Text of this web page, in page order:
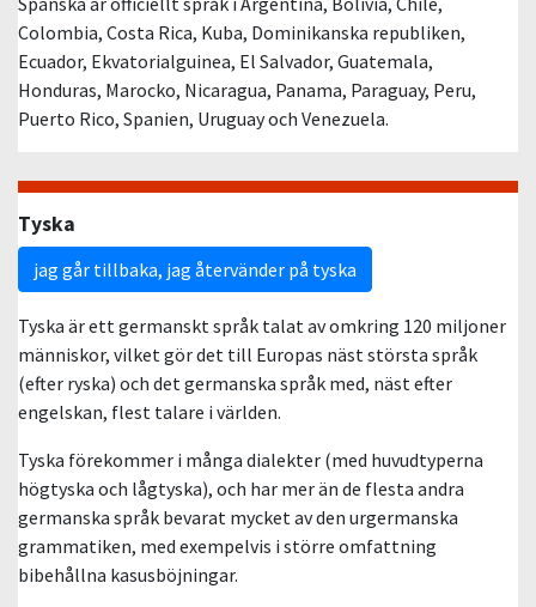
Colombia, Costa Rica, Kuba, Dominikanska republiken,
Ecuador, Ekvatorialguinea, El Salvador, Guatemala,
Honduras, Marocko, Nicaragua, Panama, Paraguay, Peru,
Puerto Rico, Spanien, Uruguay och Venezuela.
Tyska
jag går tillbaka, jag återvänder på tyska
Tyska är ett germanskt språk talat av omkring 120 miljoner
människor, vilket gör det till Europas näst största språk
(efter ryska) och det germanska språk med, näst efter
engelskan, flest talare i världen.
Tyska förekommer i många dialekter (med huvudtyperna
högtyska och lågtyska), och har mer än de flesta andra
germanska språk bevarat mycket av den urgermanska
grammatiken, med exempelvis i större omfattning
bibehållna kasusböjningar.